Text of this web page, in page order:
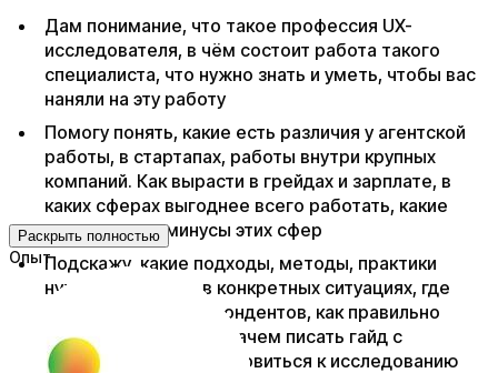
​Дам понимание, что такое профессия UX-
исследователя, в чём состоит работа такого
специалиста, что нужно знать и уметь, чтобы вас
наняли на эту работу
Помогу понять, какие есть различия у агентской
работы, в стартапах, работы внутри крупных
компаний. Как вырасти в грейдах и зарплате, в
каких сферах выгоднее всего работать, какие
есть плюсы и минусы этих сфер
Подскажу, какие подходы, методы, практики
нужно применять в конкретных ситуациях, где
рекрутировать респондентов, как правильно
составить гипотезы, зачем писать гайд с
вопросами, как подготовиться к исследованию​
Раскрыть полностью
Опыт